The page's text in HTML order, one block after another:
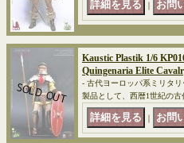
｜
Kaustic Plastik 1/6
Quingenaria Elite
- 古代ヨーロッパ系ミリタ
製品として、西暦1世紀の
｜